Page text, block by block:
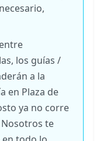
los guías /
a la
en Plaza de
ya no corre
te